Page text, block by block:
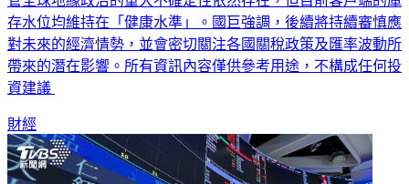
存水位均維持在「健康水準」。國巨強調，後續將持續審慎應
對未來的經濟情勢，並會密切關注各國關稅政策及匯率波動所
帶來的潛在影響。所有資訊內容僅供參考用途，不構成任何投
資建議
財經